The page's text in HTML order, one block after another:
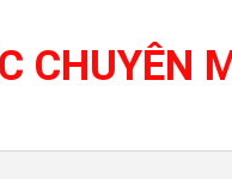
CHUYÊN